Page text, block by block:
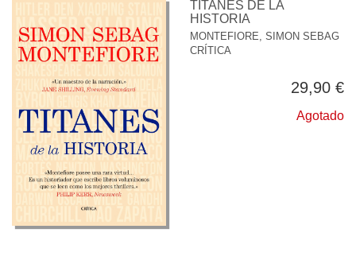
TITANES DE LA
HISTORIA
MONTEFIORE, SIMON SEBAG
CRÍTICA
29,90 €
Agotado